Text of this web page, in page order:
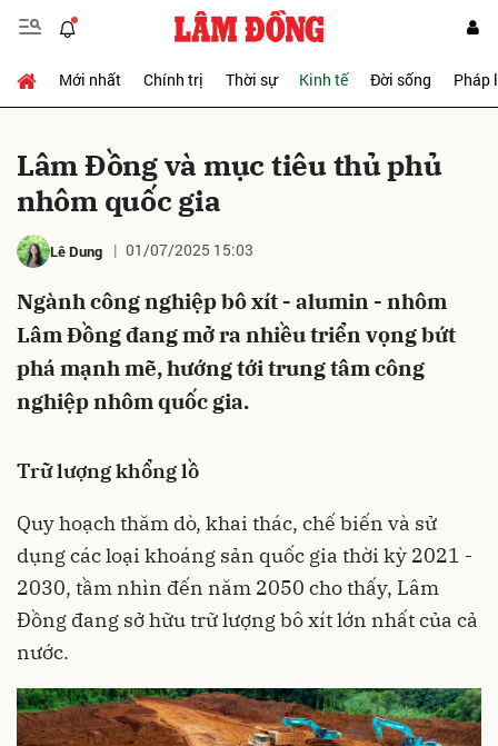
Mới nhất Chính trị Thời sự Kinh tế Đời sống Pháp
Lâm Đồng và mục tiêu thủ phủ
nhôm quốc gia
Lê Dung 01/07/2025 15:03
Ngành công nghiệp bô xít - alumin - nhôm
Lâm Đồng đang mở ra nhiều triển vọng bứt
phá mạnh mẽ, hướng tới trung tâm công
nghiệp nhôm quốc gia.
Trữ lượng khổng lồ
Quy hoạch thăm dò, khai thác, chế biến và sử
dụng các loại khoáng sản quốc gia thời kỳ 2021 -
2030, tầm nhìn đến năm 2050 cho thấy, Lâm
Đồng đang sở hữu trữ lượng bô xít lớn nhất của cả
nước.
Gửi bình luận
Hủy Gửi